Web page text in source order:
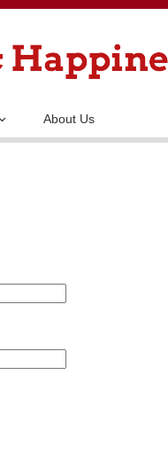
Pasar
contenido
About Us